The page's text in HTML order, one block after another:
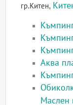
гр.Китен,
Аква
Маслен